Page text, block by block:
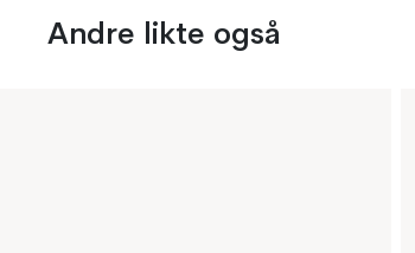
Andre likte også